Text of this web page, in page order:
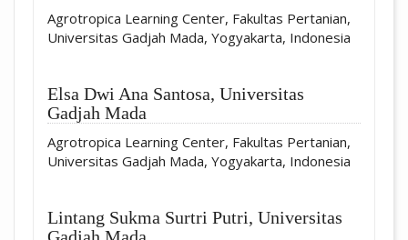
Agrotropica Learning Center, Fakultas Pertanian,
Universitas Gadjah Mada, Yogyakarta, Indonesia
Elsa Dwi Ana Santosa, Universitas
Gadjah Mada
Agrotropica Learning Center, Fakultas Pertanian,
Universitas Gadjah Mada, Yogyakarta, Indonesia
Lintang Sukma Surtri Putri, Universitas